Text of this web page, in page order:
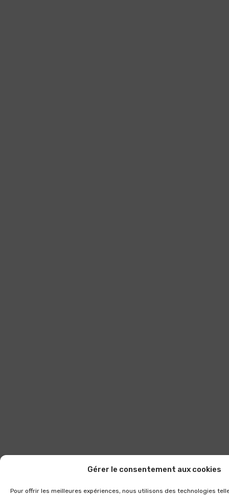
Gérer le consentement aux cookies
Pour offrir les meilleures expériences, nous utilisons des technologies